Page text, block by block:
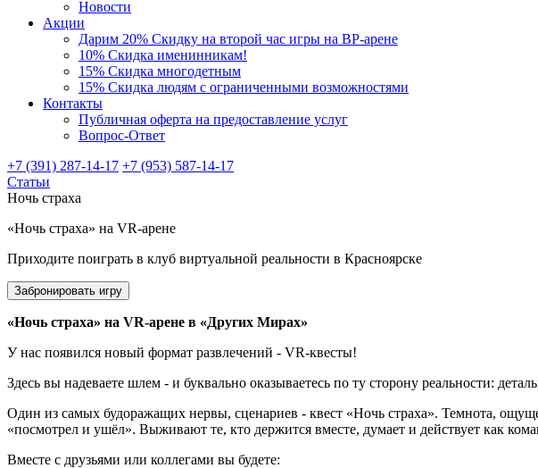
Новости
Акции
Дарим 20% Скидку на второй час игры на ВР-арене
10% Скидка именинникам!
15% Скидка многодетным
15% Скидка людям с ограниченными возможностями
Контакты
Публичная оферта на предоставление услуг
Вопрос-Ответ
+7 (391) 287-14-17 +7 (953) 587-14-17
Статьи
Ночь страха
«Ночь страха» на VR-арене
Приходите поиграть в клуб виртуальной реальности в Красноярске
Забронировать игру
«Ночь страха» на VR-арене в «Других Мирах»
У нас появился новый формат развлечений - VR-квесты!
Здесь вы надеваете шлем - и буквально оказываетесь по ту сторону реальности:
Один из самых будоражащих нервы, сценариев - квест «Ночь страха». Темнота,
«посмотрел и ушёл». Выживают те, кто держится вместе, думает и действует как
Вместе с друзьями или коллегами вы будете: